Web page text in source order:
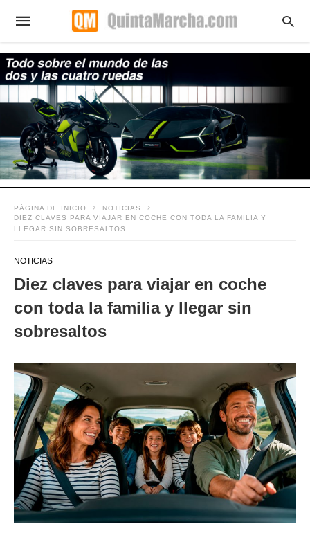
PÁGINA DE INICIO
NOTICIAS
DIEZ CLAVES PARA VIAJAR EN COCHE CON TODA LA FAMILIA Y
LLEGAR SIN SOBRESALTOS
NOTICIAS
Diez claves para viajar en coche
con toda la familia y llegar sin
sobresaltos